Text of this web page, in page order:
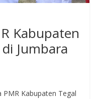
Kabupaten
Jumbara
PMR Kabupaten Tegal